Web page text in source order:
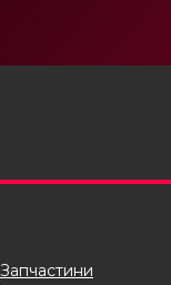
Запчастини